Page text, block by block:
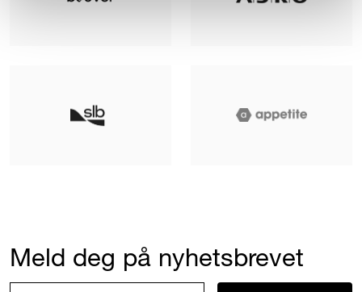
Meld deg på nyhetsbrevet